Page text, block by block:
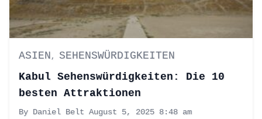
ASIEN , SEHENSWÜRDIGKEITEN
Kabul Sehenswürdigkeiten: Die 10
besten Attraktionen
By Daniel Belt August 5, 2025 8:48 am